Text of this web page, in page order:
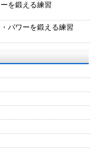
を鍛える練習
パワーを鍛える練習